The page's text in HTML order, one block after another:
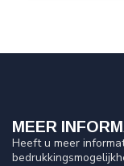
MEER
Heeft u meer